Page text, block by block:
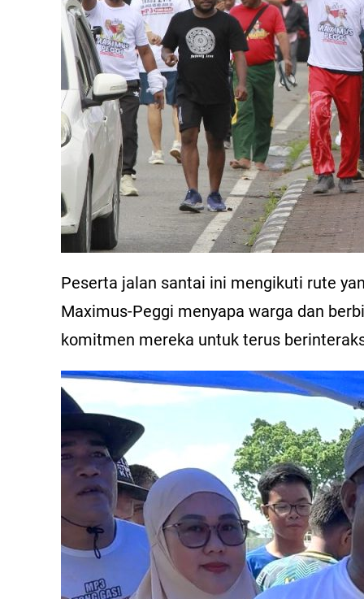
Peserta jalan santai ini mengikuti rute
Maximus-Peggi menyapa warga dan
komitmen mereka untuk terus